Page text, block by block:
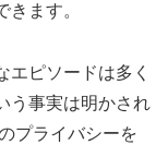
ます。
エピソードは多く
う事実は明かされ
プライバシーを